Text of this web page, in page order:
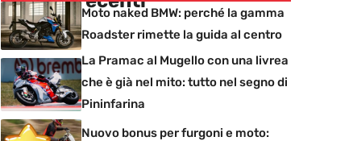
Moto naked BMW: perché la gamma
Roadster rimette la guida al centro
La Pramac al Mugello con una livrea
che è già nel mito: tutto nel segno di
Pininfarina
Nuovo bonus per furgoni e moto: